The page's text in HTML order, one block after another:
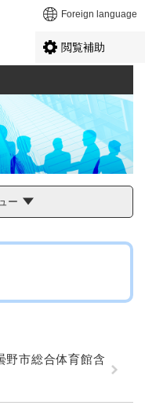
文へ Foreign language
閲覧補助
ー
野市総合体育館含